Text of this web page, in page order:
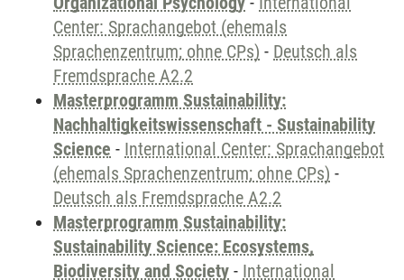
Center: Sprachangebot (ehemals
Sprachenzentrum; ohne CPs) - Deutsch als
Fremdsprache A2.2
Masterprogramm Sustainability:
Nachhaltigkeitswissenschaft - Sustainability
Science - International Center: Sprachangebot
(ehemals Sprachenzentrum; ohne CPs) -
Deutsch als Fremdsprache A2.2
Masterprogramm Sustainability:
Sustainability Science: Ecosystems,
Biodiversity and Society - International